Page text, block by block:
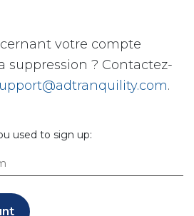
votre compte
suppression ? Contactez-
.
used to sign up: